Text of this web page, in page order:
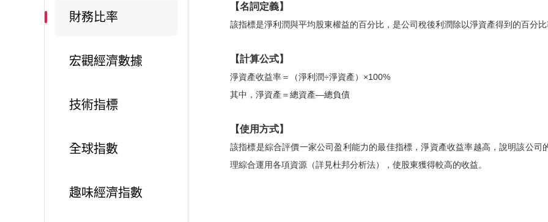
財務比率
宏觀經濟數據
技術指標
全球指數
趣味經濟指數
【名詞定義】
該指標是淨利潤與平均股東權益的百分比，是公司稅後利潤除以淨資產得到的百分
【計算公式】
淨資產收益率＝（淨利潤÷淨資產）×100%
其中，淨資產＝總資產—總負債
【使用方式】
該指標是綜合評價一家公司盈利能力的最佳指標，淨資產收益率越高，說明該公
理綜合運用各項資源（詳見杜邦分析法），使股東獲得較高的收益。